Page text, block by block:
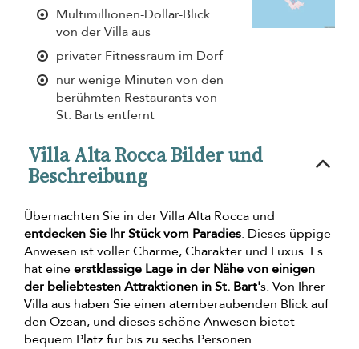
Multimillionen-Dollar-Blick
von der Villa aus
privater Fitnessraum im Dorf
nur wenige Minuten von den
berühmten Restaurants von
St. Barts entfernt
Villa Alta Rocca Bilder und
Beschreibung
Übernachten Sie in der Villa Alta Rocca und
entdecken Sie Ihr Stück vom Paradies. Dieses üppige
Anwesen ist voller Charme, Charakter und Luxus. Es
hat eineerstklassige Lage in der Nähe von einigen
der beliebtesten Attraktionen in St. Bart's. Von Ihrer
Villa aus haben Sie einen atemberaubenden Blick auf
den Ozean, und dieses schöne Anwesen bietet
bequem Platz für bis zu sechs Personen.